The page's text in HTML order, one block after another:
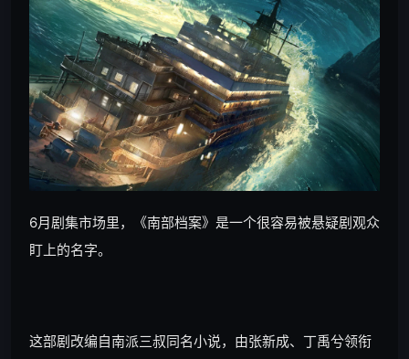
6月剧集市场里，《南部档案》是一个很容易被悬疑剧观众
盯上的名字。
这部剧改编自南派三叔同名小说，由张新成、丁禹兮领衔